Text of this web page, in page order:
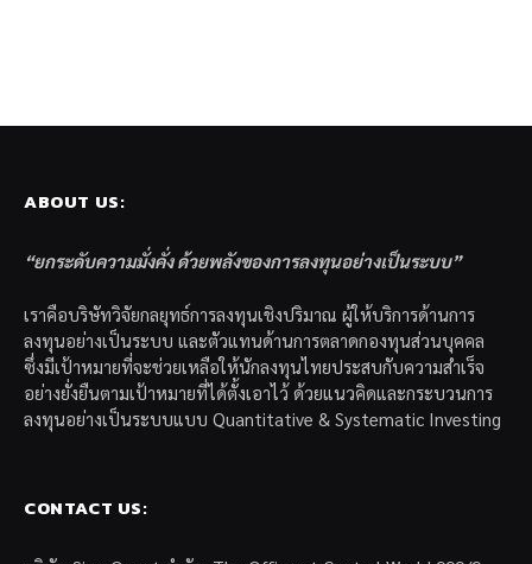
ABOUT US:
“ยกระดับความมั่งคั่ง ด้วยพลังของการลงทุนอย่างเป็นระบบ”
เราคือบริษัทวิจัยกลยุทธ์การลงทุนเชิงปริมาณ ผู้ให้บริการด้านการ
ลงทุนอย่างเป็นระบบ และตัวแทนด้านการตลาดกองทุนส่วนบุคคล
ซึ่งมีเป้าหมายที่จะช่วยเหลือให้นักลงทุนไทยประสบกับความสำเร็จ
อย่างยั่งยืนตามเป้าหมายที่ได้ตั้งเอาไว้ ด้วยแนวคิดและกระบวนการ
ลงทุนอย่างเป็นระบบแบบ Quantitative & Systematic Investing
CONTACT US: